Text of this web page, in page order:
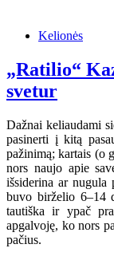
Kelionės
„Ratilio“
svetur
Dažnai keliaudami
pasinerti į kitą
pažinimą; kartais (o
nors naujo apie
išsiderina ar nugula
buvo birželio 6–14
tautiška ir ypač
apgalvoję, ko nors
pačius.